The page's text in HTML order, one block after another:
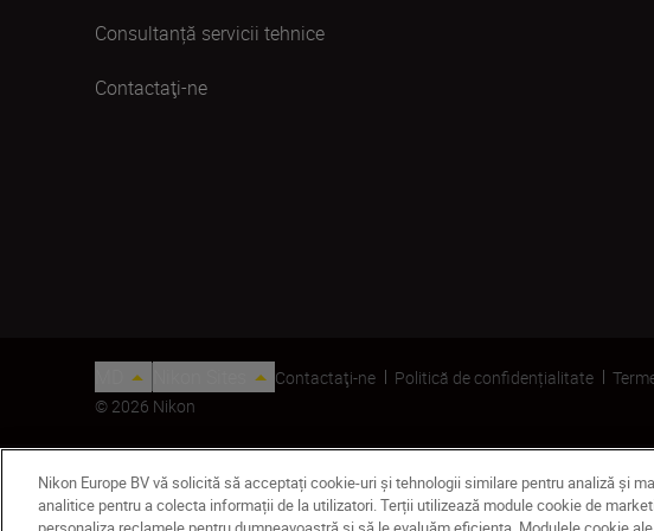
Consultanță servicii tehnice
Contactaţi-ne
Contactaţi-ne Politică de confidențialitate
© 2026 Nikon
Nikon Europe BV vă solicită să acceptați cookie-uri și tehnologii similare pentru analiză și
analitice pentru a colecta informații de la utilizatori. Terții utilizează module cookie de